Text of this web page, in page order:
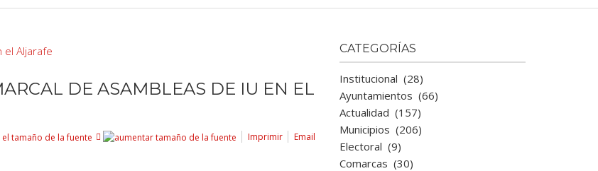
DE ASAMBLEAS DE IU EN EL
Imprimir Email
CATEGORÍAS
Institucional (28)
Ayuntamientos (66)
Actualidad (157)
Municipios (206)
Electoral (9)
Comarcas (30)